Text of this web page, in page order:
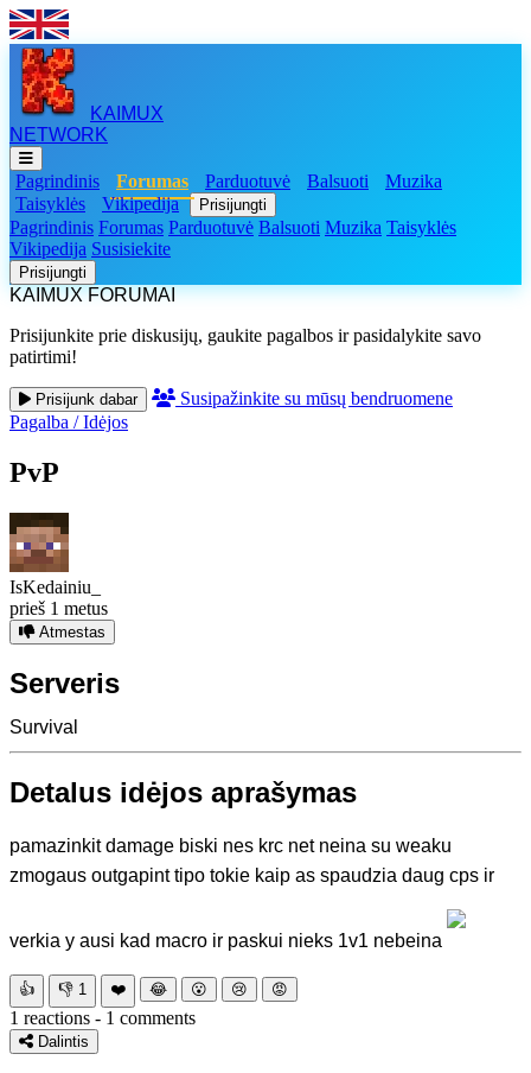
KAIMUX
NETWORK
Pagrindinis Forumas Parduotuvė Balsuoti
Muzika
Taisyklės
Vikipedija Prisijungti
Pagrindinis Forumas Parduotuvė Balsuoti Muzika Taisyklės
Vikipedija Susisiekite
Prisijungti
KAIMUX FORUMAI
Prisijunkite prie diskusijų, gaukite pagalbos ir pasidalykite savo
patirtimi!
Prisijunk dabar
Susipažinkite su mūsų bendruomene
Pagalba / Idėjos
PvP
IsKedainiu_
prieš 1 metus
Atmestas
Serveris
Survival
Detalus idėjos aprašymas
pamazinkit damage biski nes krc net neina su weaku
zmogaus outgapint tipo tokie kaip as spaudzia daug cps ir
verkia y ausi kad macro ir paskui nieks 1v1 nebeina
👍 👎 1 ❤️ 😂 😮 😢 😡
1 reactions - 1 comments
Dalintis